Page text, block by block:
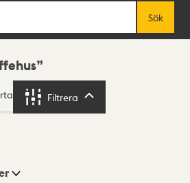
Sök
Filtrera